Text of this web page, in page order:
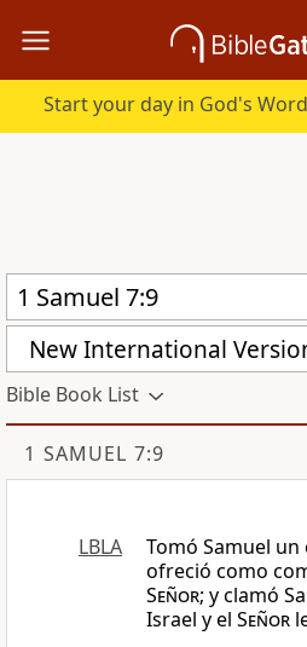
New International
Bible Book List
1 SAMUEL 7:9
LBLA
Tomó Samuel
ofreció como
Señor; y clamó
Israel y el Señor